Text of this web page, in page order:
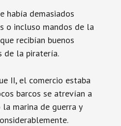
había demasiados
o incluso mandos de la
recibían buenos
de la piratería.
II, el comercio estaba
barcos se atrevían a
marina de guerra y